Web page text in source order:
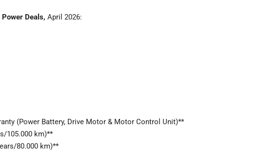
Deals, April 2026:
(Power Battery, Drive Motor & Motor Control Unit)**
105.000 km)**
80.000 km)**